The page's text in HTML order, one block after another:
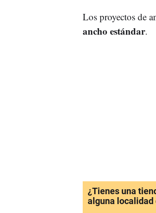
Los proyectos de
ancho estándar.
¿Tienes una
alguna localidad